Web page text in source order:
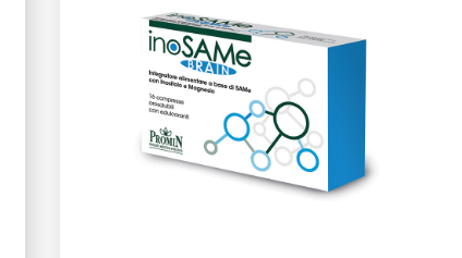
essere
nella
pagina
del
prodotto